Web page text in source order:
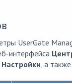
UserGate
интерфейса
, а